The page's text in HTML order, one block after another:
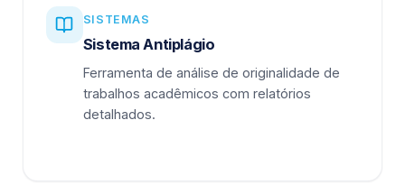
SISTEMAS
Sistema Antiplágio
Ferramenta de análise de originalidade de
trabalhos acadêmicos com relatórios
detalhados.